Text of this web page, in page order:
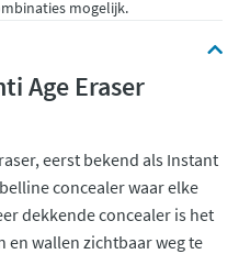
mogelijk.
Age Eraser
eerst bekend als Instant
concealer waar elke
dekkende concealer is het
wallen zichtbaar weg te